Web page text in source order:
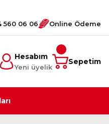
560 06 06 Online Ödeme
Hesabım
Yeni üyelik
Sepetim